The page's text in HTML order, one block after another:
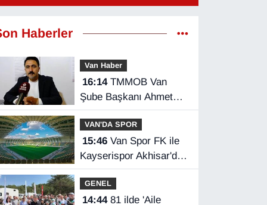
Haberler
Van Haber
16:14TMMOB Van
Şube Başkanı Ahmet
Ortakçı: Van’da otopark
yetersizliği ciddi sorun!
VAN'DA SPOR
15:46Van Spor FK ile
Kayserispor Akhisar'da
rakip
GENEL
14:4481 ilde 'Aile